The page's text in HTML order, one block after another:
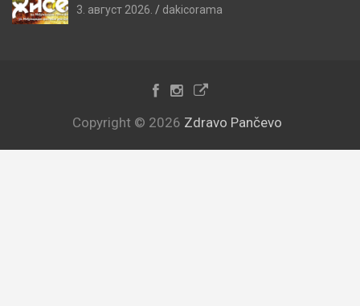
3. август 2026. dakicorama
Copyright © 2026 Zdravo Pančevo